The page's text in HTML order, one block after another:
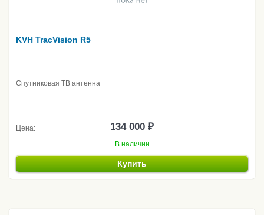
KVH TracVision R5
Спутниковая ТВ антенна
Цена: 134 000 ₽
В наличии
Купить